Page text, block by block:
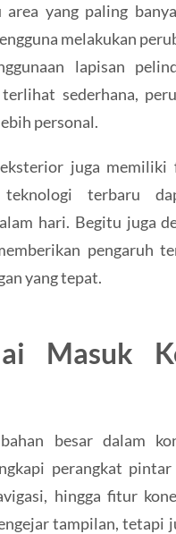
yang paling
melakukan
lapisan
sederhana,
personal.
juga memiliki
terbaru
hari. Begitu juga
pengaruh
yang tepat.
Masuk
besar dalam
perangkat
hingga fitur
tampilan, tetapi